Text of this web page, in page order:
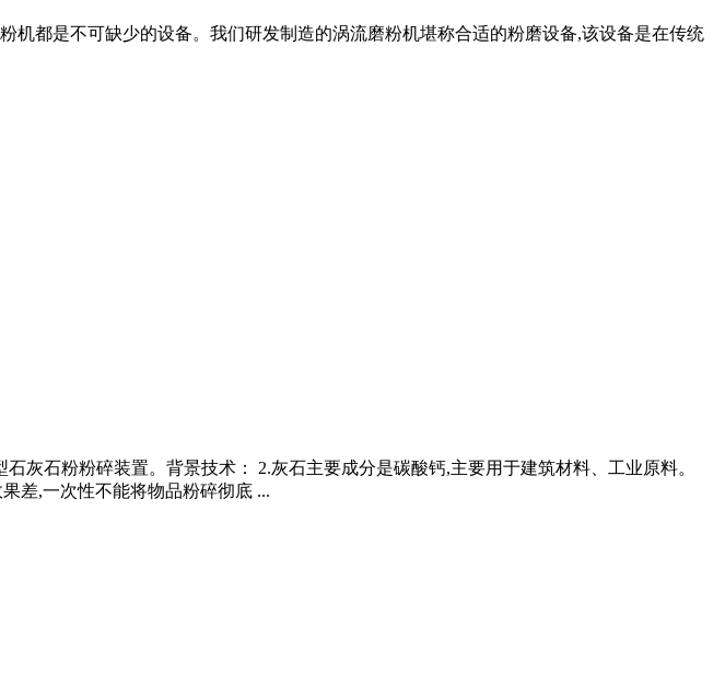
机都是不可缺少的设备。我们研发制造的涡流磨粉机堪称合适的粉磨设备,该设备是在传统
灰石粉粉碎装置。背景技术： 2.灰石主要成分是碳酸钙,主要用于建筑材料、工业原料。
差,一次性不能将物品粉碎彻底 ...